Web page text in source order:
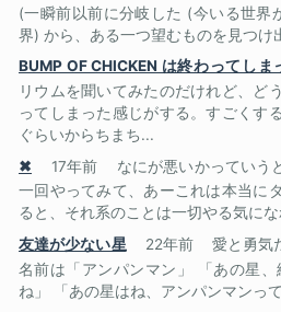
(一瞬前以前に分岐した (今いる世界
界) から、ある一つ望むものを見つけ
BUMP OF CHICKEN は終わってしま
リウムを聞いてみたのだけれど、ど
ってしまった感じがする。すごくす
ぐらいからちまち...
✖
17年前
なにが悪いかっていう
一回やってみて、あーこれは本当に
ると、それ系のことは一切やる気に
友達が少ない星
22年前
愛と勇気
名前は「アンパンマン」 「あの星
ね」 「あの星はね、アンパンマンっ